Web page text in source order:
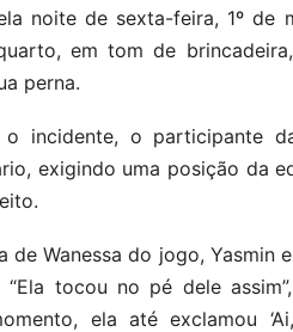
noite de sexta-feira, 1º
em tom de
perna.
incidente, o participante
exigindo uma posição da
de Wanessa do jogo, Yasmin
“Ela tocou no pé dele
ela até exclamou